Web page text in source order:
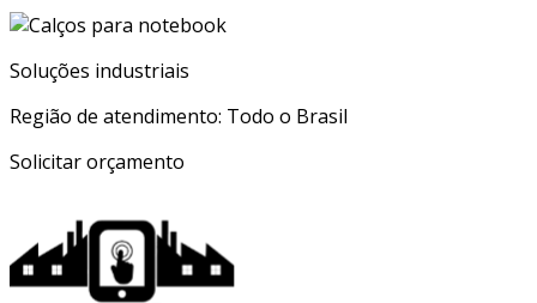
Soluções industriais
Região de atendimento: Todo o Brasil
Solicitar orçamento